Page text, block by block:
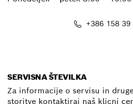
+386 158 39
SERVISNA ŠTEVILKA
Za informacije o servisu in
storitve kontaktiraj naš klicni